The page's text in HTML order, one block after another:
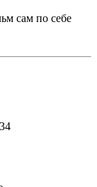
сам по себе